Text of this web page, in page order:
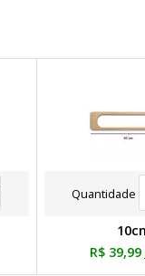
Quantidade
R$ 39,99